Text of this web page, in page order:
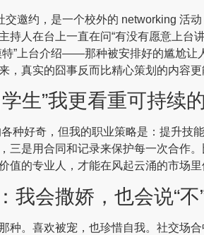
交邀约，是一个校外的 networking 活
持人在台上一直在问“有没有愿意上台
”上台介绍——那种被安排好的尴尬
真实的囧事反而比精心策划的内容更
生”我更看重可持续
各种好奇，但我的职业策略是：提升
三是用合同和记录来保护每一次合作
值的专业人，才能在风起云涌的市场里
我会撒娇，也会说“不
种。喜欢被宠，也珍惜自我。社交场